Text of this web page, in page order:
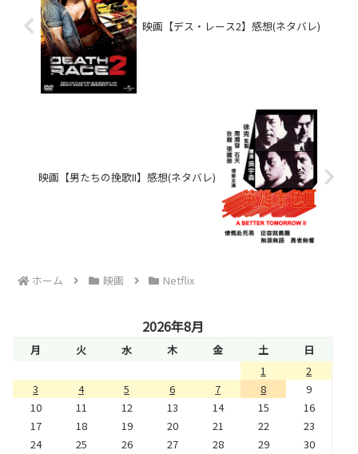
映画【デス・レース2】感想(ネタバレ)
映画【男たちの挽歌II】感想(ネタバレ)
ホーム 映画 Netflix
2026年8月
月 火 水 木 金 土
日
1
2
3
4 5 6 7 8
9
10
11 12 13 14 15
16
17
18 19 20 21 22
23
24
25 26 27 28 29 30